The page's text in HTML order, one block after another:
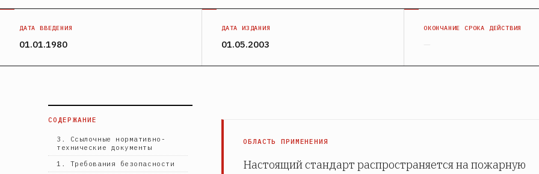
ДАТА ВВЕДЕНИЯ
01.01.1980
ДАТА ИЗДАНИЯ
01.05.2003
ОКОНЧАНИЕ СРОКА ДЕЙСТВИЯ
—
СОДЕРЖАНИЕ
3. Ссылочные нормативно-
технические документы
1. Требования безопасности
ОБЛАСТЬ ПРИМЕНЕНИЯ
Настоящий стандарт распространяется на пожарную